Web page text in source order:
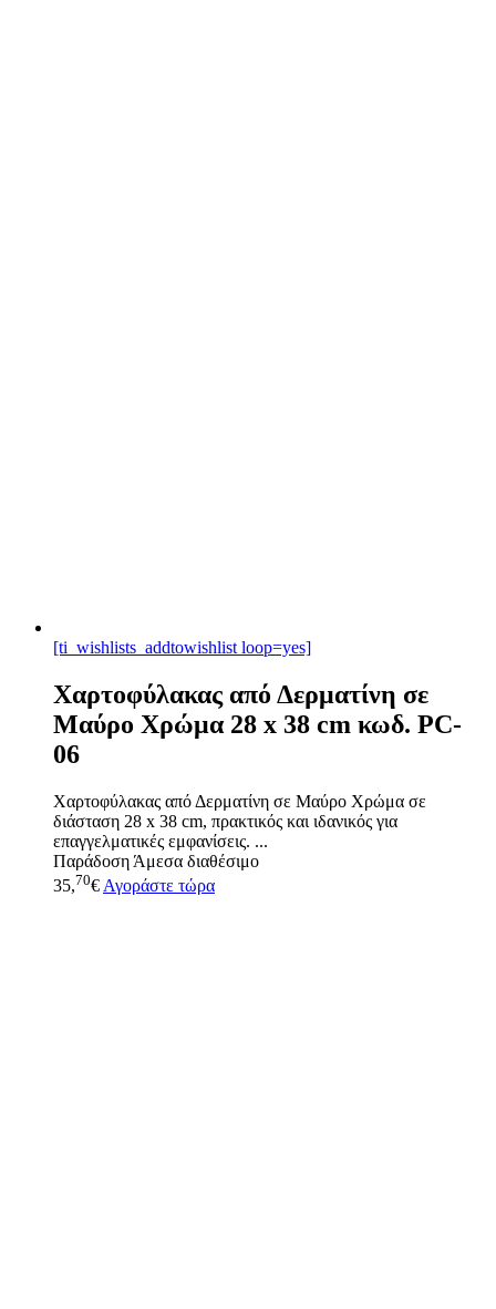
[ti_wishlists_addtowishlist loop=yes]
Χαρτοφύλακας από Δερματίνη σε
Μαύρο Χρώμα 28 x 38 cm κωδ. PC-
06
Χαρτοφύλακας από Δερματίνη σε Μαύρο Χρώμα σε
διάσταση 28 x 38 cm, πρακτικός και ιδανικός για
επαγγελματικές εμφανίσεις. ...
Παράδοση Άμεσα διαθέσιμο
35,70€ Αγοράστε τώρα